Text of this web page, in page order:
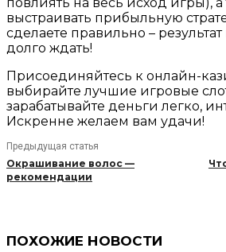
повлиять на весь исход игры), а
выстраивать прибыльную
сделаете правильно – результат
долго ждать!
Присоединяйтесь к онлайн-
выбирайте лучшие игровые
зарабатывайте деньги легко,
Искренне желаем вам удачи!
Предыдущая статья
Окрашивание волос —
рекомендации
ПОХОЖИЕ НОВОСТИ